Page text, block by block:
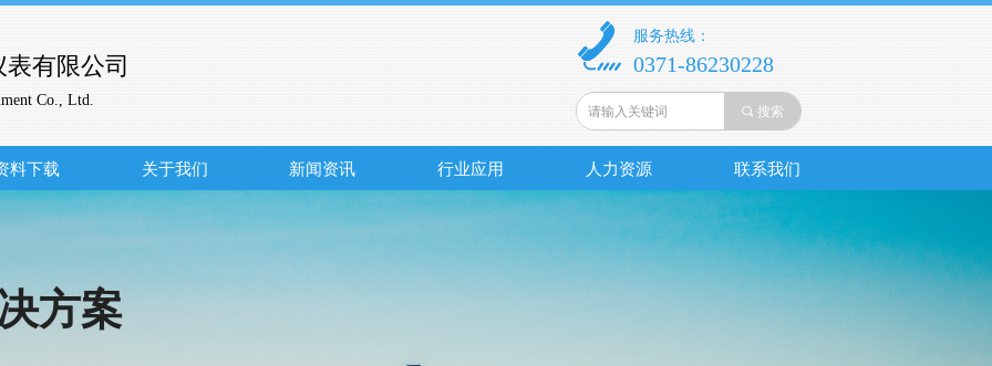
料下载 关于我们 新闻资讯 行业应用 人力资源 联系我们
方案
有限公司
Co., Ltd.
服务热线：
0371-86230228
끠 搜索